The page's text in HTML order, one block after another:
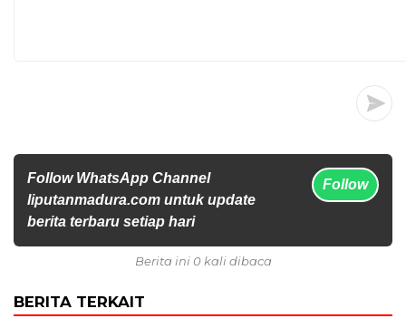
Follow WhatsApp Channel
liputanmadura.com untuk update
berita terbaru setiap hari
Follow
Berita ini 0 kali dibaca
BERITA TERKAIT